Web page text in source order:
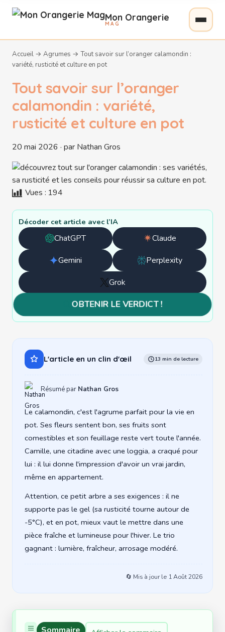
Mon Orangerie
MAG
Accueil → Agrumes → Tout savoir sur l’oranger calamondin :
variété, rusticité et culture en pot
Tout savoir sur l’oranger
calamondin : variété,
rusticité et culture en pot
20 mai 2026 · par Nathan Gros
Vues : 194
Décoder cet article avec l’IA
ChatGPT
Ouvrir
avec
Claude
Ouvrir
avec
Claude
Gemini
Ouvrir
Perplexity
Ouvrir
Grok
Ouvrir
avec
OBTENIR LE VERDICT !
L'article en un clin d'œil 13 min de lecture
Résumé par Nathan Gros
Le calamondin, c'est l'agrume parfait pour la vie en
pot. Ses fleurs sentent bon, ses fruits sont
comestibles et son feuillage reste vert toute l'année.
Camille, une citadine avec une loggia, a craqué pour
lui : il lui donne l'impression d'avoir un vrai jardin,
même en appartement.
Attention, ce petit arbre a ses exigences : il ne
supporte pas le gel (sa rusticité tourne autour de
-5°C), et en pot, mieux vaut le mettre dans une
pièce fraîche et lumineuse pour l'hiver. Le trio
gagnant : lumière, fraîcheur, arrosage modéré.
🔄 Mis à jour le 1 Août 2026